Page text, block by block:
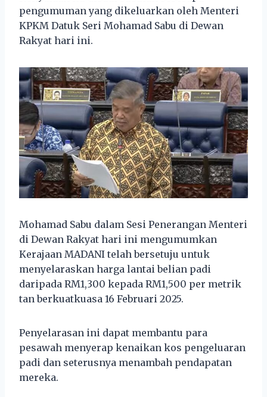
pengumuman yang dikeluarkan oleh Menteri
KPKM Datuk Seri Mohamad Sabu di Dewan
Rakyat hari ini.
Mohamad Sabu dalam Sesi Penerangan Menteri
di Dewan Rakyat hari ini mengumumkan
Kerajaan MADANI telah bersetuju untuk
menyelaraskan harga lantai belian padi
daripada RM1,300 kepada RM1,500 per metrik
tan berkuatkuasa 16 Februari 2025.
Penyelarasan ini dapat membantu para
pesawah menyerap kenaikan kos pengeluaran
padi dan seterusnya menambah pendapatan
mereka.